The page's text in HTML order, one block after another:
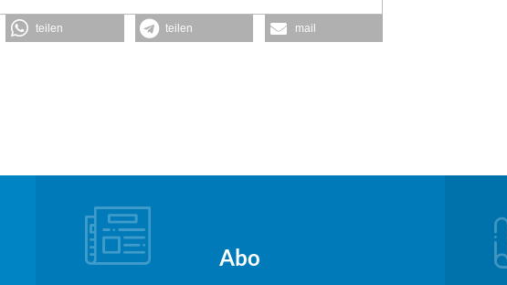
teilen teilen mail
Abo